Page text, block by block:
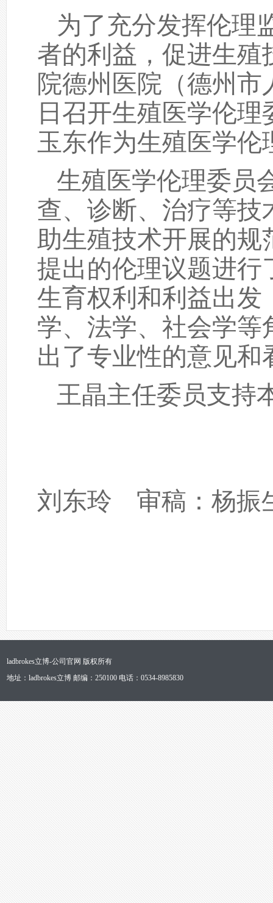
为了充分发挥伦理
者的利益，促进生
院德州医院（德州市
日召开生殖医学伦
玉东作为生殖医学
生殖医学伦理委员
查、诊断、治疗等
助生殖技术开展的规
提出的伦理议题进行
生育权利和利益出发
学、法学、社会学
出了专业性的意见和
王晶主任委员支持
刘东玲 审稿：杨振
ladbrokes立博-公司官网 版权所有
地址：ladbrokes立博 邮编：250100 电话：0534-8985830